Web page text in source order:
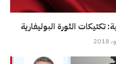
تكتيكات الثورة البوليفارية